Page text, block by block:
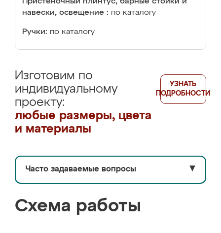
навески, освещение : по каталогу
Ручки: по каталогу
Изготовим по
индивидуальному
проекту:
любые размеры, цвета
и материалы
УЗНАТЬ
ПОДРОБНОСТИ
Часто задаваемые вопросы ▼
Схема работы